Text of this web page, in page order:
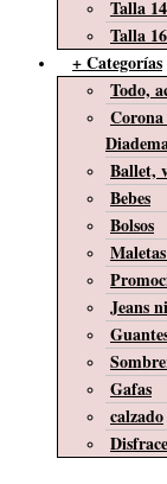
Talla 14
Talla 16
+ Categorías
Todo,
Ballet,
Bebes
Bolsos
Jeans
Gafas
calzado